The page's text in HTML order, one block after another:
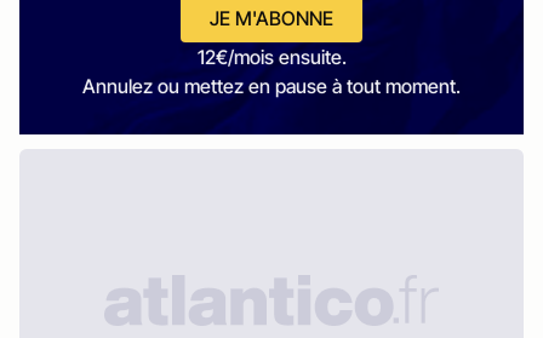
JE M'ABONNE
12€/mois ensuite.
Annulez ou mettez en pause à tout moment.